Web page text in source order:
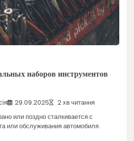
наборов инструментов
29.09.2025 2 хв читання
или поздно сталкивается с
или обслуживания автомобиля.